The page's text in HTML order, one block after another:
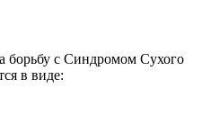
борьбу с Синдромом Сухого
в виде: